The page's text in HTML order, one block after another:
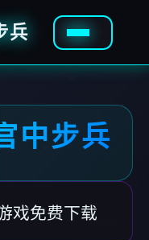
兵
中步兵
戏免费下载